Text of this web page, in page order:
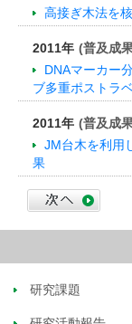
高接ぎ木法を
2011年 (普及成
DNAマーカー
ブ多重ポストラ
2011年 (普及成
JM台木を利用
果
研究課題